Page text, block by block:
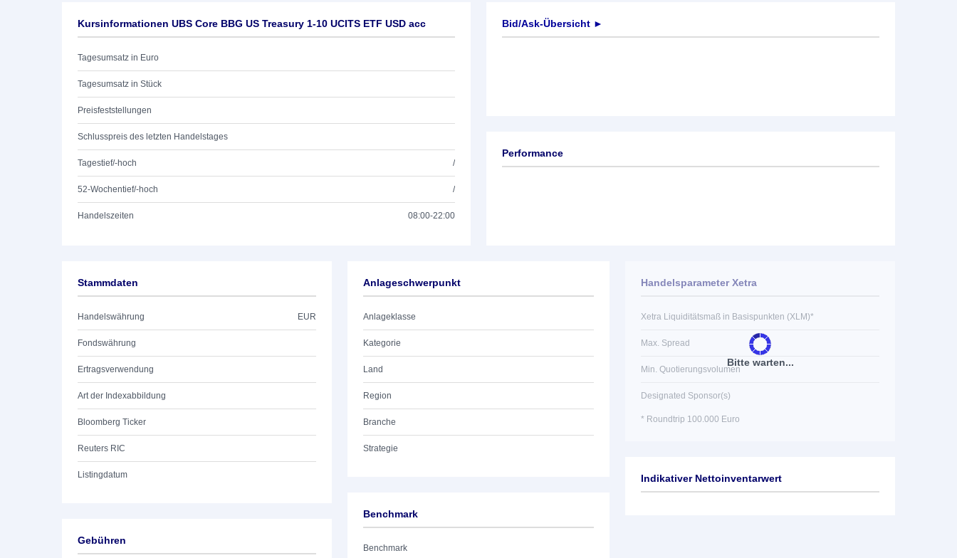
Kursinformationen UBS Core BBG US Treasury 1-10 UCITS ETF USD acc
Tagesumsatz in Euro
Tagesumsatz in Stück
Preisfeststellungen
Schlusspreis des letzten Handelstages
Tagestief/-hoch /
52-Wochentief/-hoch /
Handelszeiten 08:00-22:00
Bid/Ask-Übersicht ►
Performance
Stammdaten
Handelswährung EUR
Fondswährung
Ertragsverwendung
Art der Indexabbildung
Bloomberg Ticker
Reuters RIC
Listingdatum
Gebühren
Anlageschwerpunkt
Anlageklasse
Kategorie
Land
Region
Branche
Strategie
Benchmark
Benchmark
Bitte warten...
Handelsparameter Xetra
Xetra Liquiditätsmaß in Basispunkten (XLM)*
Max. Spread
Min. Quotierungsvolumen
Designated Sponsor(s)
* Roundtrip 100.000 Euro
Indikativer Nettoinventarwert